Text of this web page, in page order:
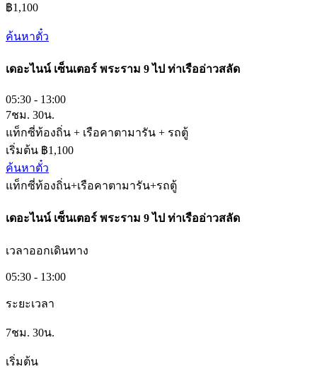
฿1,100
ค้นหาตั๋ว
เดอะไนน์ เซ็นเตอร์ พระราม 9​ไป ท่าเรืออ่าวสลัด
05:30 - 13:00
7ชม. 30น.
แท็กซี่ท้องถิ่น + เรือคาตามารัน + รถตู้
เริ่มต้น ฿1,100
ค้นหาตั๋ว
แท็กซี่ท้องถิ่น+เรือคาตามารัน+รถตู้
เดอะไนน์ เซ็นเตอร์ พระราม 9​ไป ท่าเรืออ่าวสลัด
เวลาออกเดินทาง
05:30 - 13:00
ระยะเวลา
7ชม. 30น.
เริ่มต้น